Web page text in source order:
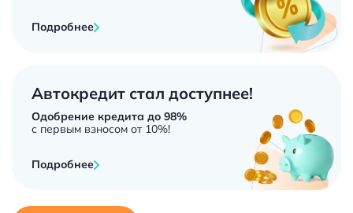
Подробнее
Автокредит стал доступнее!
Одобрение кредита до 98%
с первым взносом от 10%!
Подробнее